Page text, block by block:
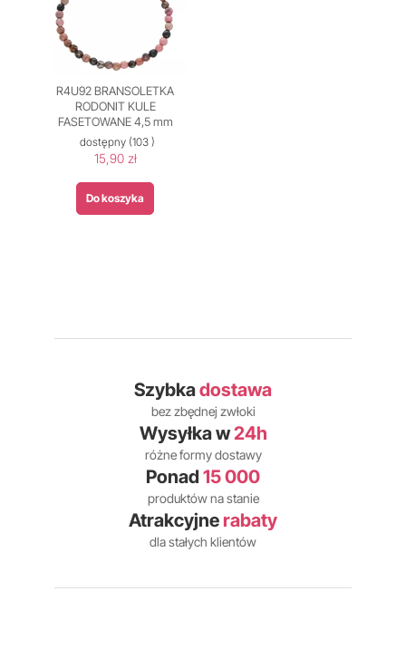
R4U92 BRANSOLETKA
RODONIT KULE
FASETOWANE 4,5 mm
dostępny (103 )
15,90 zł
Do koszyka
Szybkadostawa
bez zbędnej zwłoki
Wysyłka w24h
różne formy dostawy
Ponad 15 000
produktów na stanie
Atrakcyjne rabaty
dla stałych klientów